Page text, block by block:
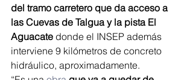
del tramo carretero que da acceso a
las Cuevas de Talgua y la pista El
Aguacate donde el INSEP además
interviene 9 kilómetros de concreto
hidráulico, aproximadamente.